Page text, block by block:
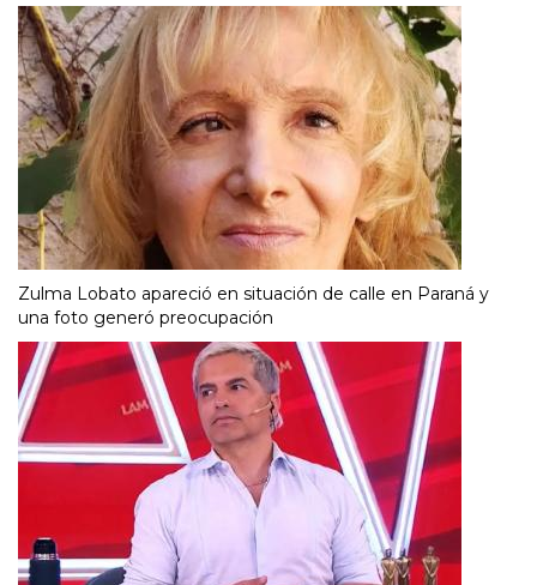
Zulma Lobato apareció en situación de calle en Paraná y
una foto generó preocupación